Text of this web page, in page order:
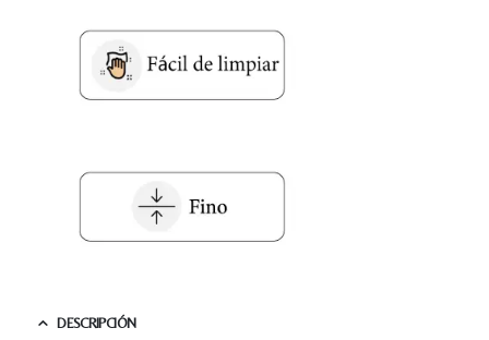
DESCRIPCIÓN